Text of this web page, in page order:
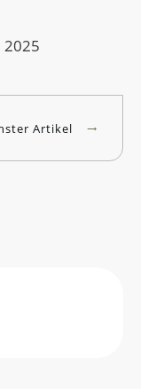
2025
Artikel